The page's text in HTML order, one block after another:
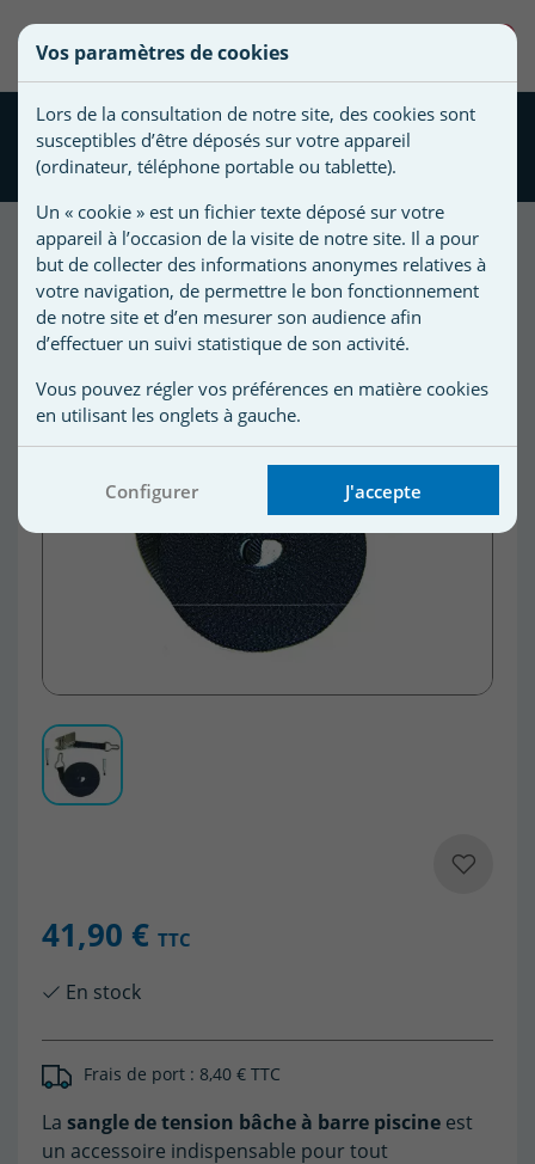
Sangle de tension bâche à
barre
41,90 € TTC
En stock
Frais de port : 8,40 € TTC
La sangle de tension bâche à barre piscine est
un accessoire indispensable pour tout
Créer une nouvelle liste
une
liste
Nom de
d'envies
Vous
devez
être
connecté
pour
ajouter
des
produits
à
votre
liste
Vos paramètres de cookies
Lors de la consultation de notre site, des cookies sont
susceptibles d’être déposés sur votre appareil
(ordinateur, téléphone portable ou tablette).
Un « cookie » est un fichier texte déposé sur votre
appareil à l’occasion de la visite de notre site. Il a pour
but de collecter des informations anonymes relatives à
votre navigation, de permettre le bon fonctionnement
de notre site et d’en mesurer son audience afin
d’effectuer un suivi statistique de son activité.
Vous pouvez régler vos préférences en matière cookies
en utilisant les onglets à gauche.
Configurer J'accepte